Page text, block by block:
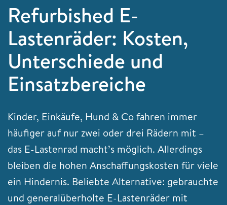
Refurbished E-
Lastenräder: Kosten,
Unterschiede und
Einsatzbereiche
Kinder, Einkäufe, Hund & Co fahren immer
häufiger auf nur zwei oder drei Rädern mit –
das E-Lastenrad macht’s möglich. Allerdings
bleiben die hohen Anschaffungskosten für viele
ein Hindernis. Beliebte Alternative: gebrauchte
und generalüberholte E-Lastenräder mit